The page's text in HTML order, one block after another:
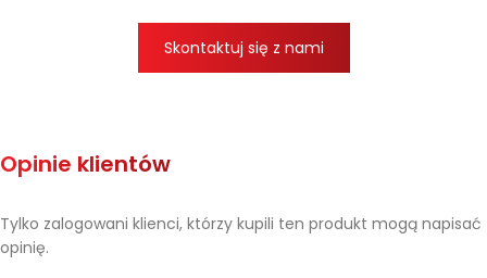
Skontaktuj się z nami
Opinie klientów
Tylko zalogowani klienci, którzy kupili ten produkt mogą napisać
opinię.